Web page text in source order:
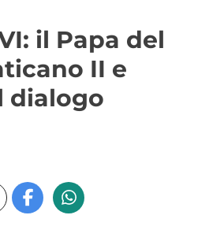
OSSERVATORIO
il Papa del
II e
dialogo